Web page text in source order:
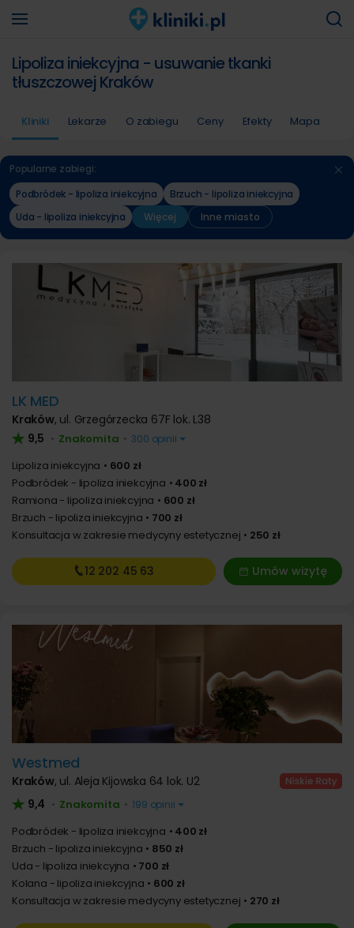
Lipoliza iniekcyjna - usuwanie tkanki
tłuszczowej Kraków
Kliniki Lekarze O zabiegu Ceny Efekty Mapa
Popularne zabiegi:
Podbródek - lipoliza iniekcyjna
Brzuch - lipoliza iniekcyjna
Uda - lipoliza iniekcyjna
Więcej Inne miasto
LK MED
Kraków, ul. Grzegórzecka 67F lok. L38
9,5 • Znakomita • 300 opinii
Lipoliza iniekcyjna
600 zł
Podbródek - lipoliza iniekcyjna
400 zł
Ramiona - lipoliza iniekcyjna
600 zł
Brzuch - lipoliza iniekcyjna
700 zł
Konsultacja w zakresie medycyny estetycznej
250 zł
Umów wizytę
12 202 45 63
Westmed
Kraków, ul. Aleja Kijowska 64 lok. U2
9,4 • Znakomita • 199 opinii
Podbródek - lipoliza iniekcyjna
400 zł
Brzuch - lipoliza iniekcyjna
850 zł
Uda - lipoliza iniekcyjna
700 zł
Kolana - lipoliza iniekcyjna
600 zł
Konsultacja w zakresie medycyny estetycznej
270 zł